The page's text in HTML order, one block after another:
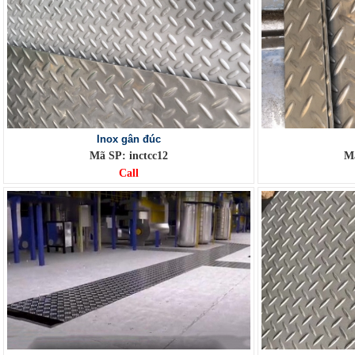
Inox gân đúc
Mã SP: inctcc12
Call